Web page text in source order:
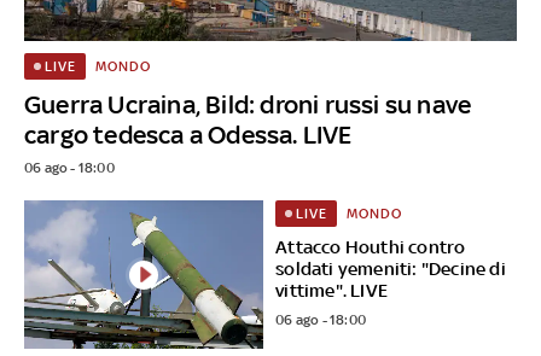
Guerra Ucraina, Bild: droni russi su nave
cargo tedesca a Odessa. LIVE
LIVE MONDO
06 ago - 18:00
Attacco Houthi contro
soldati yemeniti: "Decine di
vittime". LIVE
LIVE MONDO
06 ago - 18:00